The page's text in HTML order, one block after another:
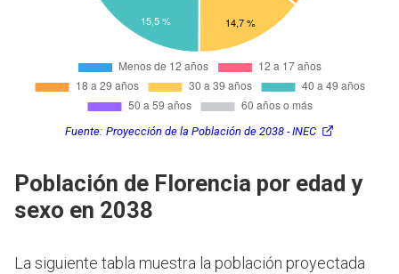
Fuente: Proyección de la Población de 2038 - INEC
Población de Florencia por edad y
sexo en 2038
La siguiente tabla muestra la población proyectada